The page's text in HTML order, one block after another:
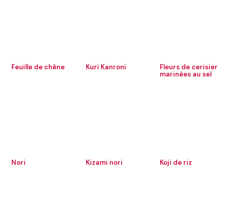
Feuille de chêne Kuri Kanroni
Fleurs de cerisier
marinées au sel
Nori Kizami nori Koji de riz